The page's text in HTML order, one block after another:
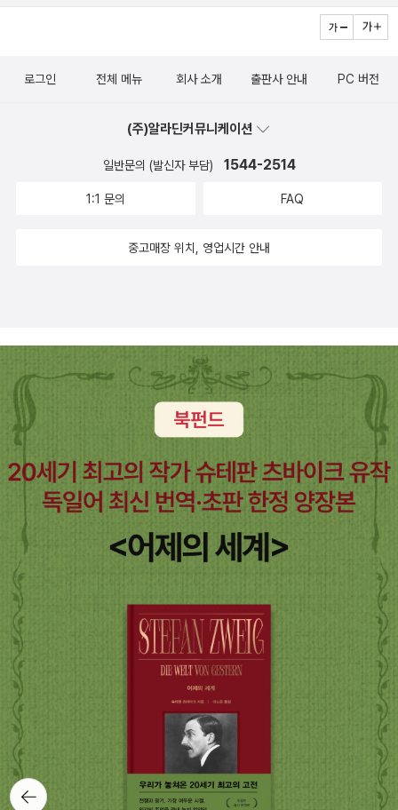
한 연설이 문제가 되어 국가보안법 위반 등으로 구속당하는 수모를
계로 복귀하지는 못했다. 이제 더 이상 족청계가 정치 세력으로 부활
전적인 시각”에 의문을 제기하며 결론부에서는 냉전에 대한 다른 방
“반공적이면서도 냉전적이라기보다는 민족주의적”이었던 사상을 가
진 족청계이다. 그런 의미에서 족청계의 몰락은 하나의 상징이다. 족
고화되었음을 의미했다. 우리가 익히 아는 그 ‘진영 논리’가 자리 잡으
는 조봉암 같이 제 소신껏 행동하는 사람이 오히려 비정상이다. 마지
막 셋째 설립부터 여성과 학생, 농민 등을 포섭할 정도로 막강한 대중
적 동원력을 지닌 족청의 몰락으로 “민족해방운동의 연장선상에 있
던 대중 동원의 정치 공간이 한국전쟁 휴전과 더불어” 사라졌다. 대중
이 직접 정치의 주체로 나설 공간이 냉전과 함께 소멸된 것이다. 이러
한 시사점은 우리로 하여금 ‘얼마나 냉전적 이분법에서 얼마나 자유
로운지’ 그리고 이러한 본격적인 냉전 질서의 시작점인 ‘휴전 체제의
성립 이전과 이후 한국 사회의 변화’를 생각하게 한다. 한국전쟁은 해
방 공간의 유동성을 앗아갔고, 그 결과는 아직도 '이것 아니면 저것'
식으로 진영을 가르는 현대까지 이어지고 있다. 해방 전후사의 재인
식은 냉전에서 벗어나서만 가능하다는 사실을 새삼 깨닫는다.족청계
는 1953년 말경에 권력 중추부에서 제거당하는데, 그에 이어 자유당
이 의회정당으로 거듭나고 헌법에서 ‘국가사회주의적’ 조항이 약화된
사실로 상징되듯이, 그들의 몰락은 역사적 전환기였던 ‘해방8년’의
종언, 즉 냉전이 남한 체제 내부에까지 관철되면서 대중이 직접 정치
적 주체로 등장할 수 있는 정치적 공간이 소멸한 것과 궤를 같이했다.
- P19
받았던, 반공 군대를 세우고자 했던 사람이기도 했다. 그리고 결국 이
승만에게 충성을 바쳐 그의 부패에 일조했던 인물이기도 했다. 그와
의 한국과는 좀 다른 나라가 됐었을까. 혹은 이범석의 족청계에서 젊
의 선봉장이었던 김구가 권력을 잡았다면, 그 세계가 과연 우리가 그
토록 싫어하는 박정희/전두환의 세계와 얼마나 다른 것이었을까 하는
를 싫어하고 김구를 찬양하는 이들에게는 끔찍하고 터무니없는 비약
말은 독립운동이라는 한 라벨만으로 모든것을 좋게 평가하기에는 실
제 양상은 너무나 달랐고, 복잡했다는 것이다. 우리가 역사에 관심을
가지는 이유가 결국 과거의 실수를 되풀이 하지 않고 좀 더 세계시민
에 가까워지기 위한 노력 중 하나라면, 이런 복잡함들을 고려해야만
우리가 좀 더 좋은 선택을 할수 있지 않겠는가? 이런 생각은 꼭 독립
운동에 관한 것 만은 아니다. 현재도 크게 다르지 않다. 민주화 운동
세력을 탄압하는 독재정권의 후예들, 정의로운 야권 세력과 대립하는
독재자의 딸, 친일파 출신과 독립운동가 출신...이러한 대립 구도로 정
치와 사회를 판단하고, 정의로운 자신들에게 표를 달라는 말들은 너
무나 잦다. 나는 실제로 그 대립항이 유효했던 시기에 그들이 행했던
일들을 존경하고 존중하며 감사하게 생각한다. 그러나 지금 이 세계
에서 그런 간단 명료한 카테고리의 효능이란 '내가 곧 정의다'라는 쾌
감 외에는 없는 것 같다. 오히려 실제 세계를 나아지게 하는 데는 방해
가 될 뿐이라는 생각이 자꾸 든다. 역사와 세계를 제대로 인식하는 것
이 결코 쉽지가 않다는 점을 실감하게 하는 책이다.5.위에 말한 부분
과 별개로 아래 인용한 부분들은 제헌의회 당시 노동법에 관한 논쟁
에 관한 이야기인데 뭔가 건국 상황에서의 역동성이 느껴져 매우 재
밌어 옮겨봤다. 무엇보다, 지금 오고가는 논쟁보다도 더 진일보한 논
려 했습니다. 1950년대 가장 큰 영향을 미친 경제개발이론은 넉시
산업화’를 주징했고 민간은 자본투입 부담이 적은 중소기업위주의 경
습니다. 1960년 4.19 혁명이후 후진국인 한국은 시장가격기구가 제
행해야 한다고 생각해서 자본주의뿐만 아니라 사회주의의 경제계획
에 대한 연구도 활발해졌습니다. 마르크스경제학자인 모리스 돕 (Ma
an)의 불균형발전론이 1950년대후반부터 1960년대 초반까지 주목
기반이 될 수 있다고 주장했습니다 (p360). 속설공업화에 필요한 재
원을 농업에서 얼마나 계속 공급가능한가가 포인트로 위에서 언급한
모리스 돕의 관점을 수용한 겁니다. 한국의 경우 불균형발전론을 채
택해 경제개발을 시작했는데 균형발전론은 실현불가능하고 투입가능
한 자원이 희소하고 기업의 경영의사결정능력이 한정적인 가운데 특
정산업에 집중적으로 지원을 투입하는 곳이 효율적이라고 판단한 겁
니다. 여기에는 경제학자 로스토우 (W W Rostow)가 역사적인 관
점에서 경제성장을 설명하면서 지속적인 경제성장이 일어나는 곳에
서는 1-2개 산업의 성장이 빠르게 일어나 경제성장을 주도했다는 사
실에 근거한 겁니다 (p351). 이런 상황에서 위의 박희범 교슈는 사회
주의적 계회경제가 불가능한 한국의 상황에서는 급속한 공업화를 위
해서 유일한 방법은 국가에 의한 자본조달의 강제적 조직화밖에 옶어
ㅛ다 (p361). 경제적 정치적으로 후진성을 극복하고 급속한 공업화
를 달성하기 위한 방법으로 지식인들은 한국에서 ’독재적 권력형
태’의 불가피성을 주장했습니다(p369). 서구의 민주주의 발전과정
과 근대화과정의 전범으로 삼은 당시 지식인들은 사고방식이 현대기
준으로 ‘유럽중심주의’레 치우쳐있고, 아시아가 ‘정체(停滯)’되어 있
다는 서구의 주장을 주어진 사실(given fact)로 받아들였습니다. 이
들 입장에선 한국이 기독교적 전통도 없고 부르조아 계급도 없으며
사회적으로 평가받는 수준과 유사할 가능성이 크다는 주장을 접한적
이 있었는데, 인간을 수치화한다는 점이 불쾌하기는 하지만 냉정하게
바라보면 꽤나 수긍이 가는 이야기였다. 저자는 일본인이다. 어쩌면
장에서 역사를 서술할 수 있지 않을까하는 기대감을 갖게 한다. 저자
주의와 자본주의시장경제의 옹호자가 아니라는 관점을 가지고 있는
것 같다. 특히나 민족주의를 기반으로 반제국주의 그리고 반자본주의
꽤나 흥미로운 부분이다. 99%의 로마인은 어떻게 살았을까 스스로
사회를 만들어내는 가장 기본적인 요소임에도 불구하고, 역사는 이들
보다는 권력구조의 상위의 존재들을 중심으로 기술되기 마련이다. 따
라서 그러한 서술에 가려져 실제로 대부분의 사람들이 어떤 삶을 살
았는지 기억하는 사람은 거의 없다. 화려한 로마제국과 그 시대는 그
화려함을 떠받치는 대다수의 기억되지 않는 사람들이 만들어낸 것 임
에도 불구하고 말이다. 어쩌면 이 책에서 볼 수 있는 것은 항상 화려하
게만 보였던 로마라는 여자친구의 화장을 걷어내고 마주하는 그녀
의 '생얼'일지도 모른다. 맥주, 문화를 품다 어느나라에나 그 지역을
대표하는 술이 있다. 동양에서는 쌀을 이용해서 곡주를 만들었고, 유
럽은 홉을 이용해서 맥주를 만들어 마셨다. 석회질의 물이 마시기에
좋지 않았던 것도 맥주가 생활 음료로 받아들여지는데 한 몫을 했다
고 한다. 이 책은 맥주에 대한 이야기한다. 그러나 단순히 맥주의 종류
나 특성에 대한 것만은 아니라고 한다. 기원과 종교 그리고 삶에서 발
견되는 맥주에 대한 이야기를 들려준다고. 맥주의 문화사라고 해야할
까? 하여간, 맥주야 모임에서 빠지기 힘들 정도로 자주들 마시는 것
이지만 이런 뒷 얘기들까지 아는 사람은 많지 않을 것 같다. 알아두
면 술자리 안주로도 유용할 것 같은 책. 그나저나 비주류에 관한 추
천을 한다고 해놓고 주류에 관한 책을 선정하고 말았다. (...죄송합니
다.) 세계사의 구조 잘은 모르겠으나 맑스를 기반으로했다고 하니,
떻게 불러야 할까? 그리고 일본을 어떻게 해석하고, 그들의 사고를
하나인 천황에 대해서, 그리고 그 천황에 정당성을 제공해 주는 일본
헌법! 과연 일본의 군대를 우리는 어떻게 해석해야 할까? 그렇게 최
첨단 장비를 가지고 자위라는 말로 아웅하는 일본의 군국주의의 실체
난한 기현상을 우리는 얼마나 알고 있는가? 곳곳에 넘쳐나는 워킹 푸
고만 할 것인가? 가난을 개인의 태만으로만 말할 수 없는 오늘의 현
그리고 얼마나 큰 영향을 서로 주고받았는지 이 책 목록을 통해서도
알게 된다.일단 군침만 흘리는 책들을 꼽아 본다. 두고두고 기회가 된
다면 입양을 위해서 돈을 모아야겠다.
뒤로가
기
로그인 전체 메뉴 회사 소개 출판사 안내 PC 버전
(주)알라딘커뮤니케이션
일반문의 (발신자 부담) 1544-2514
1:1 문의 FAQ
중고매장 위치, 영업시간 안내